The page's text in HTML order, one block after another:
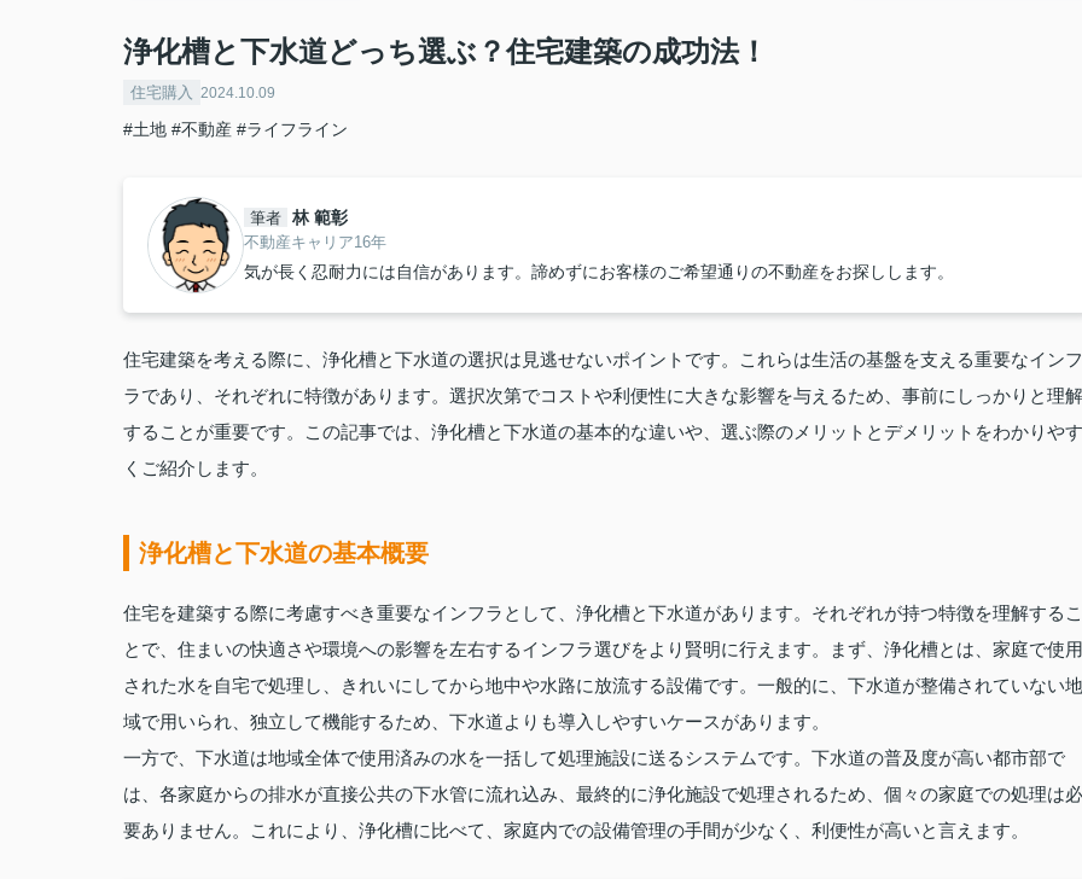
浄化槽と下水道どっち選ぶ？住宅建築の成功法！
住宅購入 2024.10.09
#土地 #不動産 #ライフライン
筆者 林 範彰
不動産キャリア16年
気が長く忍耐力には自信があります。諦めずにお客様のご希望通りの不動産をお探しします。
住宅建築を考える際に、浄化槽と下水道の選択は見逃せないポイントです。これらは生活の基盤を支える重要なインフ
ラであり、それぞれに特徴があります。選択次第でコストや利便性に大きな影響を与えるため、事前にしっかりと理解
することが重要です。この記事では、浄化槽と下水道の基本的な違いや、選ぶ際のメリットとデメリットをわかりやす
くご紹介します。
浄化槽と下水道の基本概要
住宅を建築する際に考慮すべき重要なインフラとして、浄化槽と下水道があります。それぞれが持つ特徴を理解するこ
とで、住まいの快適さや環境への影響を左右するインフラ選びをより賢明に行えます。まず、浄化槽とは、家庭で使用
された水を自宅で処理し、きれいにしてから地中や水路に放流する設備です。一般的に、下水道が整備されていない地
域で用いられ、独立して機能するため、下水道よりも導入しやすいケースがあります。
一方で、下水道は地域全体で使用済みの水を一括して処理施設に送るシステムです。下水道の普及度が高い都市部で
は、各家庭からの排水が直接公共の下水管に流れ込み、最終的に浄化施設で処理されるため、個々の家庭での処理は必
要ありません。これにより、浄化槽に比べて、家庭内での設備管理の手間が少なく、利便性が高いと言えます。